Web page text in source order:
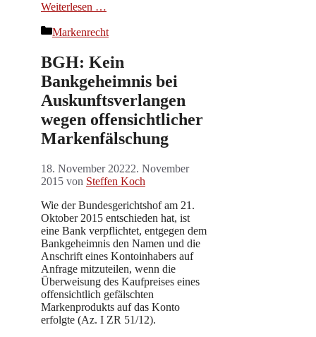
Weiterlesen …
Kategorien
Markenrecht
BGH: Kein
Bankgeheimnis bei
Auskunftsverlangen
wegen offensichtlicher
Markenfälschung
18. November 20222. November
2015 von Steffen Koch
Wie der Bundesgerichtshof am 21.
Oktober 2015 entschieden hat, ist
eine Bank verpflichtet, entgegen dem
Bankgeheimnis den Namen und die
Anschrift eines Kontoinhabers auf
Anfrage mitzuteilen, wenn die
Überweisung des Kaufpreises eines
offensichtlich gefälschten
Markenprodukts auf das Konto
erfolgte (Az. I ZR 51/12).